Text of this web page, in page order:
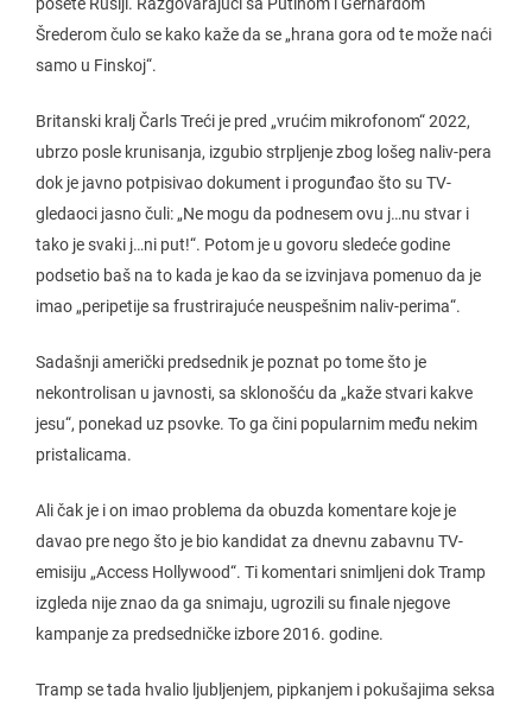
Šrederom čulo se kako kaže da se „hrana gora od te može naći
samo u Finskoj“.
Britanski kralj Čarls Treći je pred „vrućim mikrofonom“ 2022,
ubrzo posle krunisanja, izgubio strpljenje zbog lošeg naliv-pera
dok je javno potpisivao dokument i progunđao što su TV-
gledaoci jasno čuli: „Ne mogu da podnesem ovu j…nu stvar i
tako je svaki j…ni put!“. Potom je u govoru sledeće godine
podsetio baš na to kada je kao da se izvinjava pomenuo da je
imao „peripetije sa frustrirajuće neuspešnim naliv-perima“.
Sadašnji američki predsednik je poznat po tome što je
nekontrolisan u javnosti, sa sklonošću da „kaže stvari kakve
jesu“, ponekad uz psovke. To ga čini popularnim među nekim
pristalicama.
Ali čak je i on imao problema da obuzda komentare koje je
davao pre nego što je bio kandidat za dnevnu zabavnu TV-
emisiju „Access Hollywood“. Ti komentari snimljeni dok Tramp
izgleda nije znao da ga snimaju, ugrozili su finale njegove
kampanje za predsedničke izbore 2016. godine.
Tramp se tada hvalio ljubljenjem, pipkanjem i pokušajima seksa